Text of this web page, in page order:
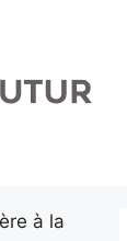
à la